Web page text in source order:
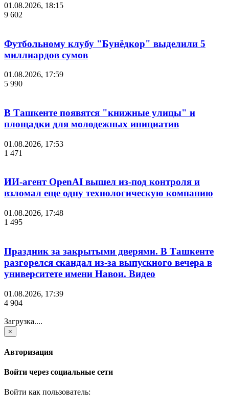
01.08.2026, 18:15
9 602
Футбольному клубу "Бунёдкор" выделили 5
миллиардов сумов
01.08.2026, 17:59
5 990
В Ташкенте появятся "книжные улицы" и
площадки для молодежных инициатив
01.08.2026, 17:53
1 471
ИИ-агент OpenAI вышел из-под контроля и
взломал еще одну технологическую компанию
01.08.2026, 17:48
1 495
Праздник за закрытыми дверями. В Ташкенте
разгорелся скандал из-за выпускного вечера в
университете имени Навои. Видео
01.08.2026, 17:39
4 904
Загрузка....
×
Авторизация
Войти через социальные сети
Войти как пользователь: